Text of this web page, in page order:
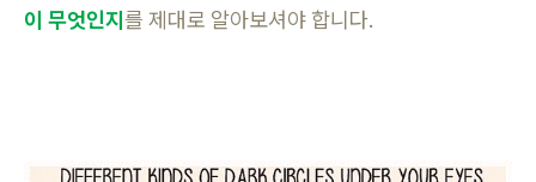
이 무엇인지를 제대로 알아보셔야 합니다.